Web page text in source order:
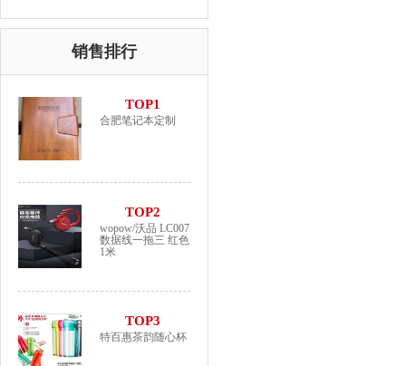
销售排行
TOP1
合肥笔记本定制
TOP2
wopow/沃品 LC007
数据线一拖三 红色
1米
TOP3
特百惠茶韵随心杯